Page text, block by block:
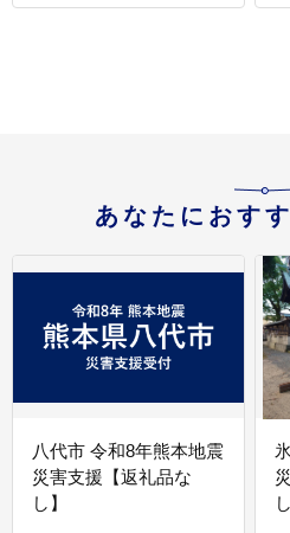
あなたにおす
八代市 令和8年熊本地震
災害支援【返礼品な
し】